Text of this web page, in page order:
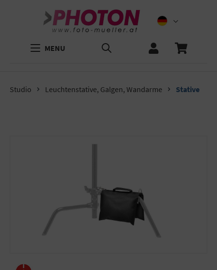
MENU
Studio Leuchtenstative, Galgen, Wandarme Stative